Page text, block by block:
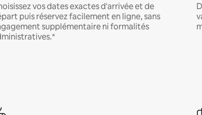
vos dates exactes d'arrivée et de
puis réservez facilement en ligne, sans
supplémentaire ni formalités